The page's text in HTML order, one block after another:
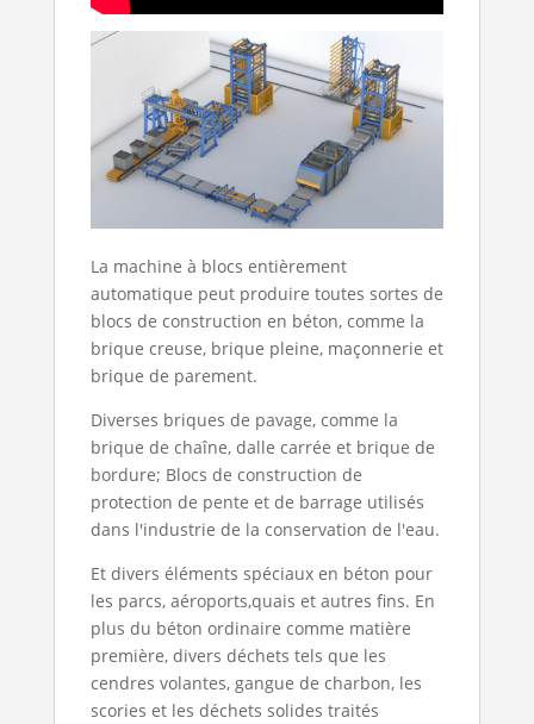
La machine à blocs entièrement
automatique peut produire toutes sortes de
blocs de construction en béton, comme la
brique creuse, brique pleine, maçonnerie et
brique de parement.
Diverses briques de pavage, comme la
brique de chaîne, dalle carrée et brique de
bordure; Blocs de construction de
protection de pente et de barrage utilisés
dans l'industrie de la conservation de l'eau.
Et divers éléments spéciaux en béton pour
les parcs, aéroports,quais et autres fins. En
plus du béton ordinaire comme matière
première, divers déchets tels que les
cendres volantes, gangue de charbon, les
scories et les déchets solides traités